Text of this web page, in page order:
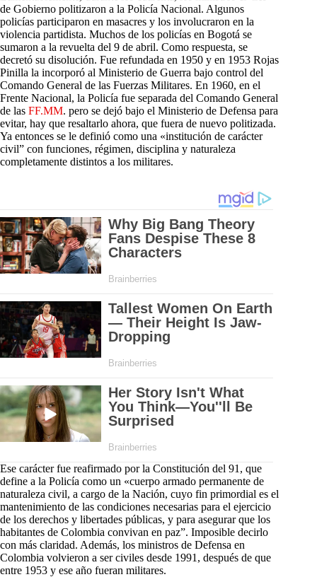
de Gobierno politizaron a la Policía Nacional. Algunos
policías participaron en masacres y los involucraron en la
violencia partidista. Muchos de los policías en Bogotá se
sumaron a la revuelta del 9 de abril. Como respuesta, se
decretó su disolución. Fue refundada en 1950 y en 1953 Rojas
Pinilla la incorporó al Ministerio de Guerra bajo control del
Comando General de las Fuerzas Militares. En 1960, en el
Frente Nacional, la Policía fue separada del Comando General
de las FF.MM. pero se dejó bajo el Ministerio de Defensa para
evitar, hay que resaltarlo ahora, que fuera de nuevo politizada.
Ya entonces se le definió como una «institución de carácter
civil” con funciones, régimen, disciplina y naturaleza
completamente distintos a los militares.
Ese carácter fue reafirmado por la Constitución del 91, que
define a la Policía como un «cuerpo armado permanente de
naturaleza civil, a cargo de la Nación, cuyo fin primordial es el
mantenimiento de las condiciones necesarias para el ejercicio
de los derechos y libertades públicas, y para asegurar que los
habitantes de Colombia convivan en paz”. Imposible decirlo
con más claridad. Además, los ministros de Defensa en
Colombia volvieron a ser civiles desde 1991, después de que
entre 1953 y ese año fueran militares.